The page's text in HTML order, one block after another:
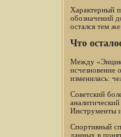
Характерный
обозначений
остался тем
Что
Между
исчезновение
изменилась:
Советский
Инструменты
Спортивный
данных в